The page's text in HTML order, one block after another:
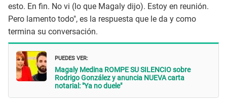
esto. En fin. No vi (lo que Magaly dijo). Estoy en reunión.
Pero lamento todo", es la respuesta que le da y como
termina su conversación.
PUEDES VER:
Magaly Medina ROMPE SU SILENCIO sobre
Rodrigo González y anuncia NUEVA carta
notarial: "Ya no duele"